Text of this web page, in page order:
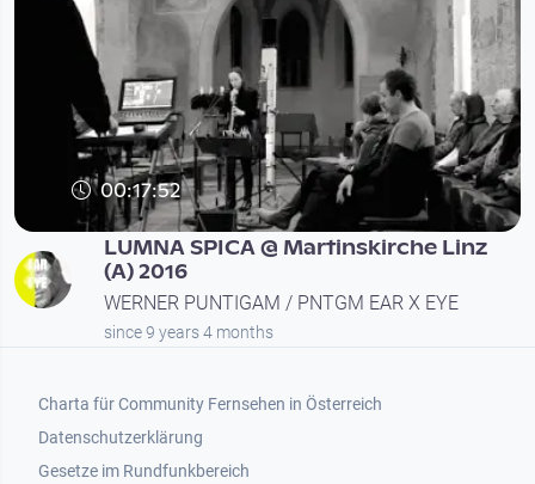
00:17:52
LUMNA SPICA @ Martinskirche Linz
(A) 2016
WERNER PUNTIGAM / PNTGM EAR X EYE
since 9 years 4 months
Footer 1
Charta für Community Fernsehen in Österreich
Datenschutzerklärung
Gesetze im Rundfunkbereich